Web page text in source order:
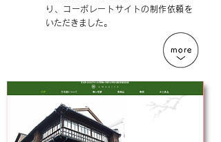
り、コーポレートサイトの制作依頼を
いただきました。